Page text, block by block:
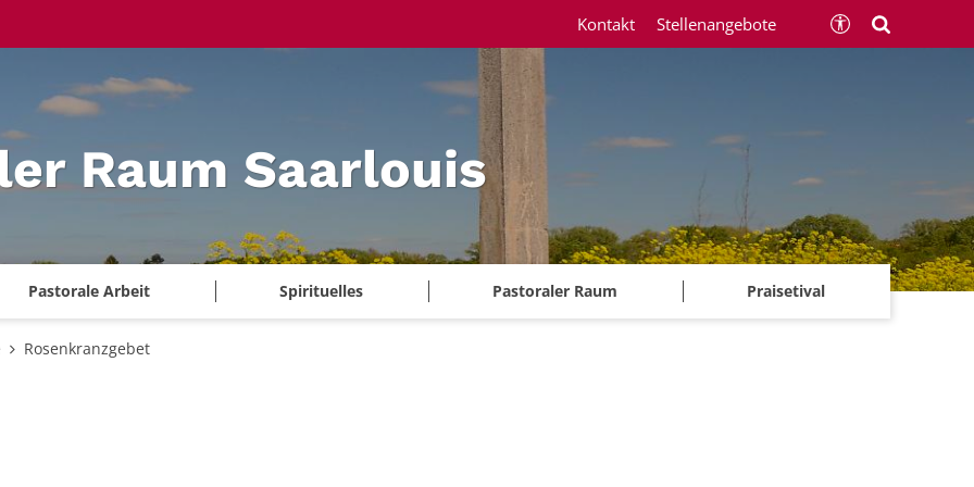
Raum Saarlouis
Pastorale Arbeit Spirituelles Pastoraler Raum Praisetival
Kontakt Stellenangebote
Rosenkranzgebet